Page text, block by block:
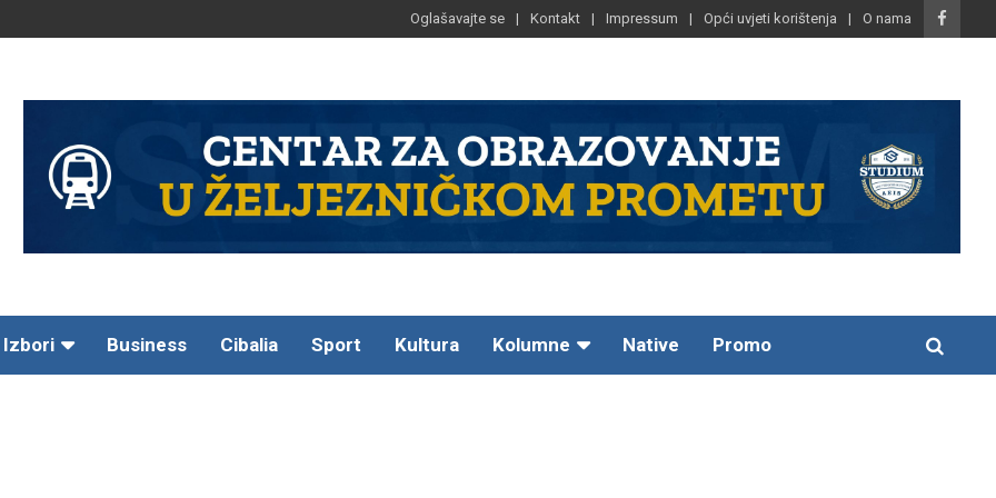
Oglašavajte se Kontakt Impressum Opći uvjeti korištenja O nama
Izbori Business Cibalia Sport Kultura Kolumne Native Promo